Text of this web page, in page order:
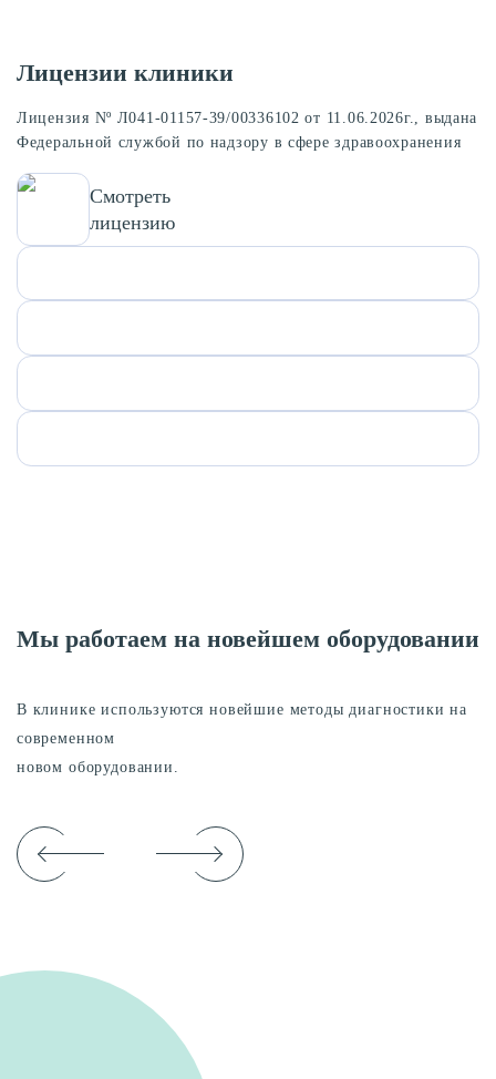
Лицензии клиники
Лицензия Nº Л041-01157-39/00336102 от 11.06.2026г., выдана
Федеральной службой по надзору в сфере здравоохранения
Смотреть
лицензию
Мы работаем на новейшем оборудовании
В клинике используются новейшие методы диагностики на
современном
новом оборудовании.